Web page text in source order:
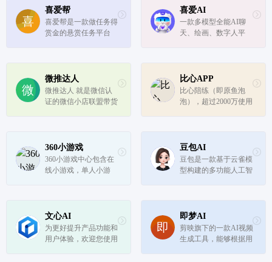
喜爱帮
喜爱帮是一款做任务得
赏金的悬赏任务平台
喜爱AI
一款多模型全能AI聊
天、绘画、数字人平
微推达人
微推达人 就是微信认
证的微信小店联盟带货
比心APP
比心陪练（即原鱼泡
泡），超过2000万使用
陪练、绝地求生陪练服
务。在比心陪练APP，
在这里 不论游戏、声
360小游戏
360小游戏中心包含在
线小游戏，单人小游
脱，捕鱼等休闲，益
智，策略，角色，棋
牌，模拟经营，动作，
豆包AI
豆包是一款基于云雀模
型构建的多功能人工智
豆包提供网页端、Chro
me浏览器插件、iOS、
Android、Mac和Windo
文心AI
为更好提升产品功能和
用户体验，欢迎您使用
即梦AI
剪映旗下的一款AI视频
生成工具，能够根据用